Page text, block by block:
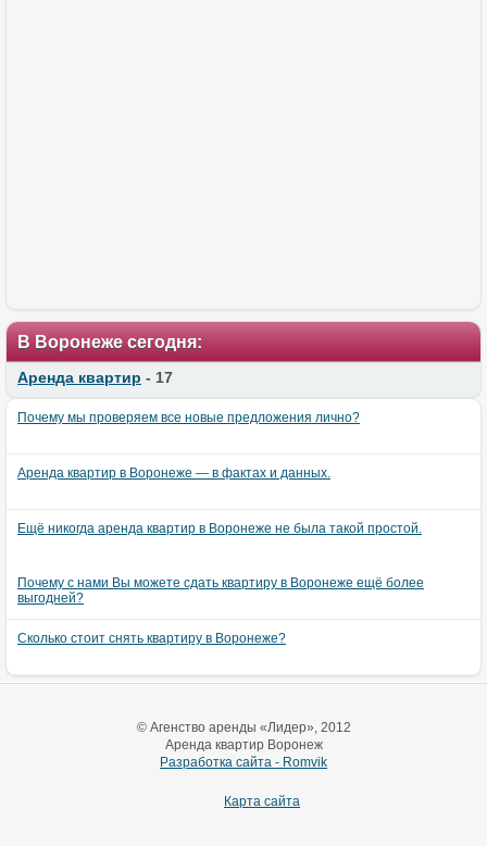
В Воронеже сегодня:
Аренда квартир - 17
Почему мы проверяем все новые предложения лично?
Аренда квартир в Воронеже — в фактах и данных.
Ещё никогда аренда квартир в Воронеже не была такой простой.
Почему с нами Вы можете сдать квартиру в Воронеже ещё более
выгодней?
Сколько стоит снять квартиру в Воронеже?
© Агенство аренды «Лидер», 2012
Аренда квартир Воронеж
Разработка сайта - Romvik
Карта сайта